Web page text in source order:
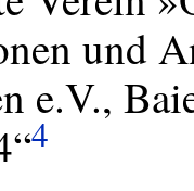
und
e.V.,
4